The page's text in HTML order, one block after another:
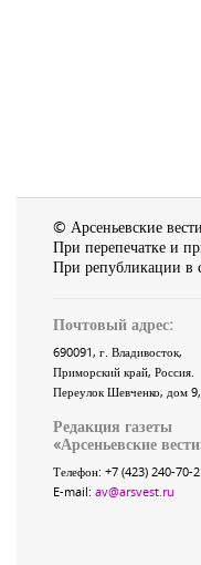
© Арсеньевские
При перепечатке и
При републикации в
Почтовый адрес:
690091, г. Владивосток,
Приморский край, Россия.
Переулок Шевченко, дом
Редакция газеты
«Арсеньевские вести
Телефон: +7 (423) 240-70-
E-mail: av@arsvest.ru